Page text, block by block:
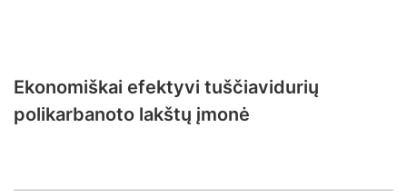
Ekonomiškai efektyvi tuščiavidurių
polikarbanoto lakštų įmonė